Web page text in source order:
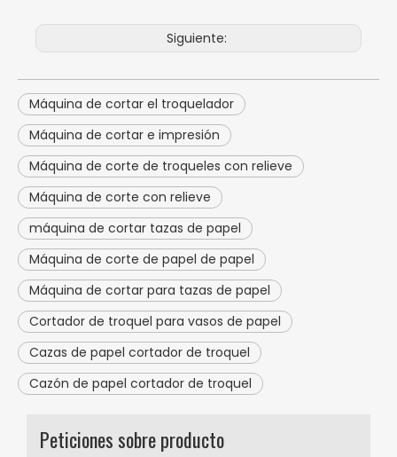
Siguiente:
Máquina de cortar el troquelador
Máquina de cortar e impresión
Máquina de corte de troqueles con relieve
Máquina de corte con relieve
máquina de cortar tazas de papel
Máquina de corte de papel de papel
Máquina de cortar para tazas de papel
Cortador de troquel para vasos de papel
Cazas de papel cortador de troquel
Cazón de papel cortador de troquel
Peticiones sobre producto